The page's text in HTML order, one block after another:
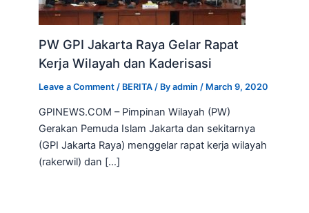
PW GPI Jakarta Raya Gelar Rapat
Kerja Wilayah dan Kaderisasi
Leave a Comment / BERITA / Byadmin / March 9, 2020
GPINEWS.COM – Pimpinan Wilayah (PW)
Gerakan Pemuda Islam Jakarta dan sekitarnya
(GPI Jakarta Raya) menggelar rapat kerja wilayah
(rakerwil) dan […]